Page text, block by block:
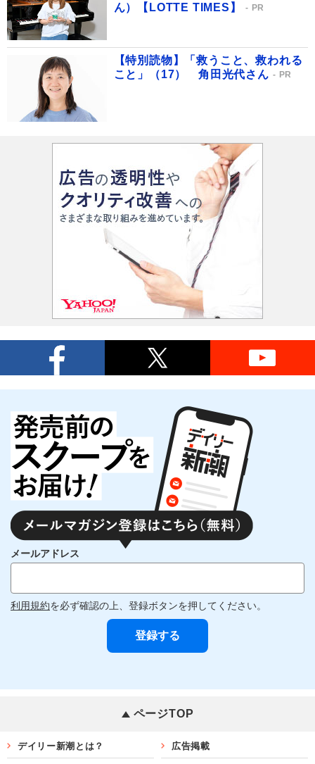
ん）【LOTTE TIMES】
PR
【特別読物】「救うこと、救われる
こと」（17） 角田光代さん
PR
メールアドレス
利用規約を必ず確認の上、登録ボタンを押してください。
ページTOP
デイリー新潮とは？ 広告掲載